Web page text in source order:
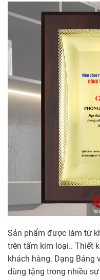
Sản phẩm được làm từ
trên tấm kim loại.. Thiết
khách hàng. Dạng Bảng
dùng tặng trong nhiều